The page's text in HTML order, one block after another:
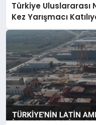
Türkiye Uluslararası
Kez Yarışmacı